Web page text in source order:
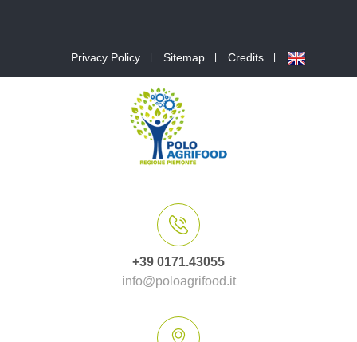
Privacy Policy Sitemap Credits
+39 0171.43055
info@poloagrifood.it